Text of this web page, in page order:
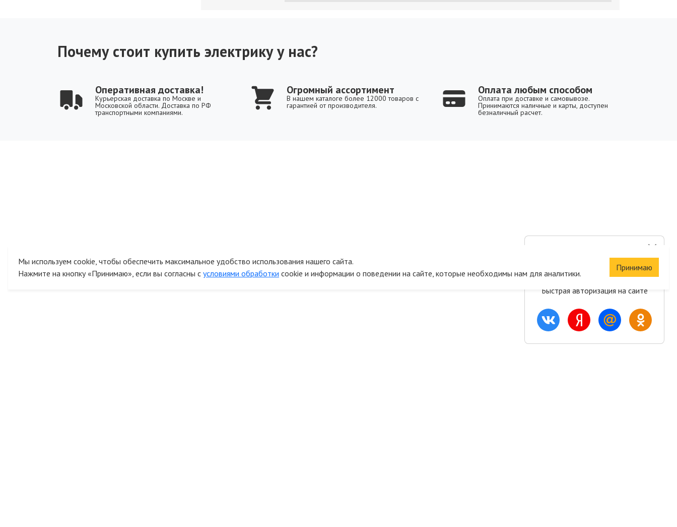
Почему стоит купить электрику у нас?
Оперативная доставка!
Курьерская доставка по Москве и
Московской области. Доставка по РФ
транспортными компаниями.
Огромный ассортимент
В нашем каталоге более 12000 товаров с
гарантией от производителя.
Оплата любым способом
Оплата при доставке и самовывозе.
Принимаются наличные и карты, доступен
безналичный расчет.
и список желаний
Быстрая авторизация на сайте
Мы используем cookie, чтобы обеспечить максимальное удобство использования нашего сайта.
Нажмите на кнопку «Принимаю», если вы согласны с условиями обработки cookie и информации о поведении на сайте, которые необходимы нам для аналитики.
Принимаю